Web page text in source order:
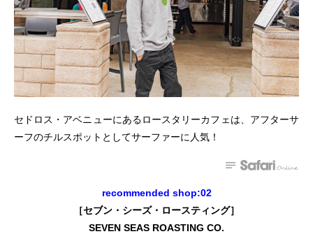
セドロス・アベニューにあるロースタリーカフェは、アフターサ
ーフのチルスポットとしてサーファーに人気！
recommended shop:02
［セブン・シーズ・ロースティング］
SEVEN SEAS ROASTING CO.